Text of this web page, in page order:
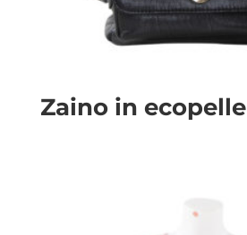
Zaino in ecopelle